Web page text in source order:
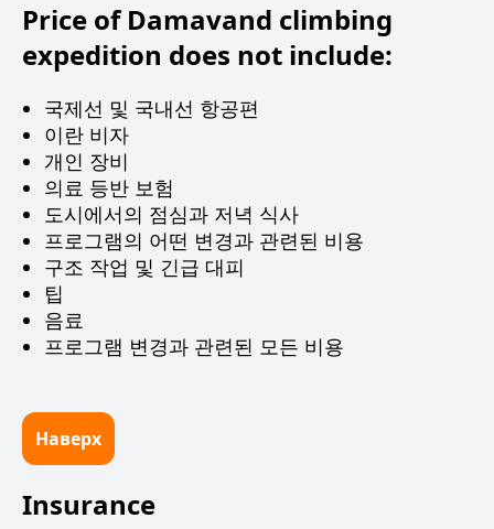
Price of Damavand climbing
expedition does not include:
국제선 및 국내선 항공편
이란 비자
개인 장비
의료 등반 보험
도시에서의 점심과 저녁 식사
프로그램의 어떤 변경과 관련된 비용
구조 작업 및 긴급 대피
팁
음료
프로그램 변경과 관련된 모든 비용
Наверх
Insurance